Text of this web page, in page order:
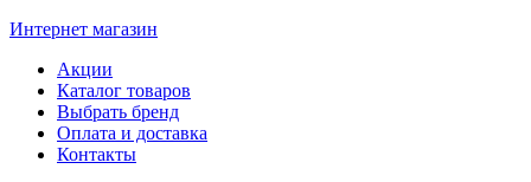
Интернет магазин
Акции
Каталог товаров
Выбрать бренд
Оплата и доставка
Контакты